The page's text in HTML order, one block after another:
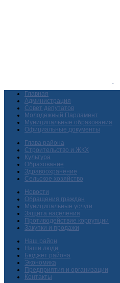
Главная
Администрация
Совет депутатов
Молодежный Парламент
Муниципальные образования
Официальные документы
Глава района
Строительство и ЖКХ
Культура
Образование
Здравоохранение
Сельское хозяйство
Новости
Обращения граждан
Муниципальные услуги
Защита населения
Противодействие коррупции
Закупки и продажи
Наш район
Наши люди
Бюджет района
Экономика
Предприятия и организации
Контакты